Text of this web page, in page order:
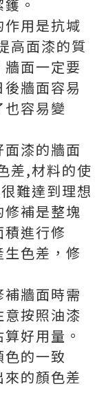
鑊 。
用是抗堿
高面漆的質
面一定要
牆面容易
容易變
漆的牆面
差,材料的使
難達到理想
補是整塊
進行修
色差，修
牆面時需
按照油漆
好用量。
的一致
的顏色差